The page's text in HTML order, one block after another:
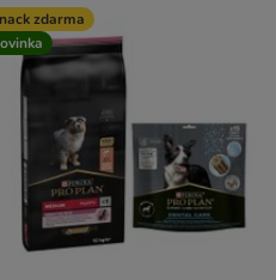
zdarma